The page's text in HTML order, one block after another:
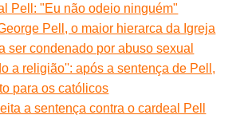
Pell: "Eu não odeio ninguém"
Pell, o maior hierarca da Igreja
ser condenado por abuso sexual
a religião'': após a sentença de Pell,
para os católicos
a sentença contra o cardeal Pell